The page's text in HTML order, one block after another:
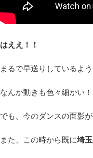
はええ！！
まるで早送りしているよ
なんか動きも色々細かい！
でも、今のダンスの面影
また、この時から既に埼